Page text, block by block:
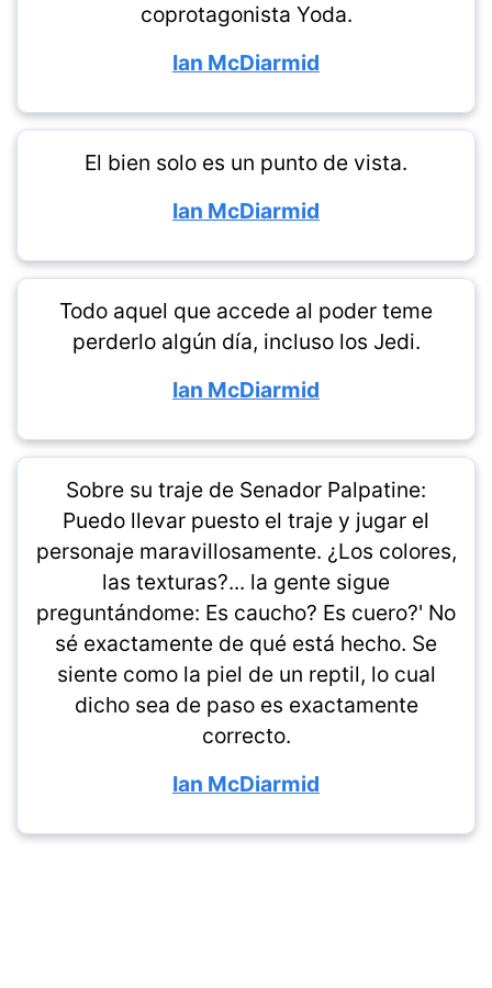
coprotagonista Yoda.
Ian McDiarmid
El bien solo es un punto de vista.
Ian McDiarmid
Todo aquel que accede al poder teme
perderlo algún día, incluso los Jedi.
Ian McDiarmid
Sobre su traje de Senador Palpatine:
Puedo llevar puesto el traje y jugar el
personaje maravillosamente. ¿Los colores,
las texturas?... la gente sigue
preguntándome: Es caucho? Es cuero?' No
sé exactamente de qué está hecho. Se
siente como la piel de un reptil, lo cual
dicho sea de paso es exactamente
correcto.
Ian McDiarmid